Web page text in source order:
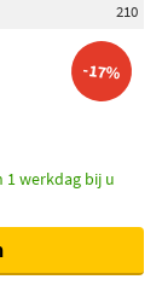
210
-17%
1 werkdag bij u